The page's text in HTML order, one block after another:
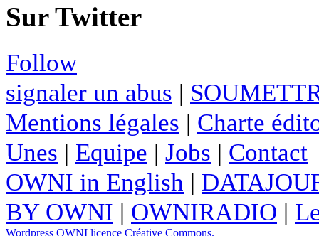
Sur Twitter
Follow
signaler un abus |
Mentions légales | Charte
Unes | Equipe | Jobs | Contact
OWNI in English |
BY OWNI | OWNIRADIO |
Wordpress OWNI licence Créative Commons.